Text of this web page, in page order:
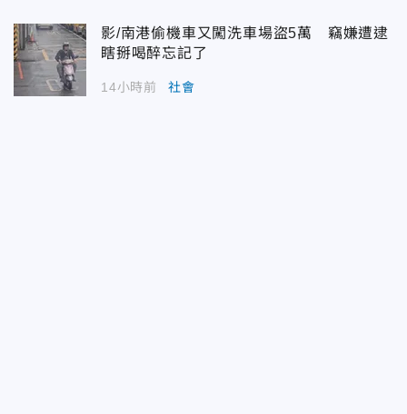
影/南港偷機車又闖洗車場盜5萬 竊嫌遭逮
瞎掰喝醉忘記了
14小時前 社會